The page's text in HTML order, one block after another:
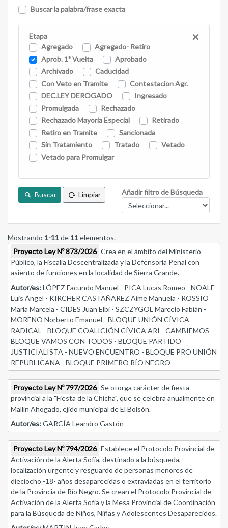
Buscar la palabra/frase exacta
×
Etapa
Agregado
Agregado- Retiro
Aprob. 1ª Vuelta
Aprobado
Archivado
Caducidad
Con Veto en Tramite
Contestacion Agr.
DEC.LEY DEROGADO
Ingresado
Promulgada
Rechazado
Rechazado Mayoria Especial
Retirado
Retiro en Tramite
Sancionada
Sin Tratamiento
Tratado
Vetado
Vetado para Promulgar
Buscar Limpiar Añadir filtro de Búsqueda
Mostrando 1-11de 11elementos.
Proyecto Ley Nº 873/2026 Crea en el ámbito del Ministerio
Público, la Fiscalía Descentralizada y la Defensoría Penal con
asiento de funciones en la localidad de Sierra Grande.
Autor/es:LÓPEZ Facundo Manuel - PICA Lucas Romeo - NOALE
Luis Ángel - KIRCHER CASTAÑAREZ Aime Manuela - ROSSIO
María Marcela - CIDES Juan Elbi - SZCZYGOL Marcelo Fabián -
MORENO Norberto Emanuel - BLOQUE UNIÓN CÍVICA
RADICAL - BLOQUE COALICIÓN CÍVICA ARI - CAMBIEMOS -
BLOQUE VAMOS CON TODOS - BLOQUE PARTIDO
JUSTICIALISTA - NUEVO ENCUENTRO - BLOQUE PRO UNIÓN
REPUBLICANA - BLOQUE PRIMERO RÍO NEGRO
Proyecto Ley Nº 797/2026 Se otorga carácter de fiesta
provincial a la "Fiesta de la Chicha", que se celebra anualmente en
Mallín Ahogado, ejido municipal de El Bolsón.
Autor/es:GARCÍA Leandro Gastón
Proyecto Ley Nº 794/2026 Establece el Protocolo Provincial de
Activación de la Alerta Sofía, destinado a la búsqueda,
localización urgente y resguardo de personas menores de
dieciocho -18- años desaparecidas o extraviadas en el territorio
de la Provincia de Río Negro. Se crean el Protocolo Provincial de
Activación de la Alerta Sofía y la Mesa Provincial de Coordinación
para la Búsqueda de Niños, Niñas y Adolescentes Desaparecidos.